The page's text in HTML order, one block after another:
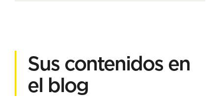
Sus contenidos en
el blog